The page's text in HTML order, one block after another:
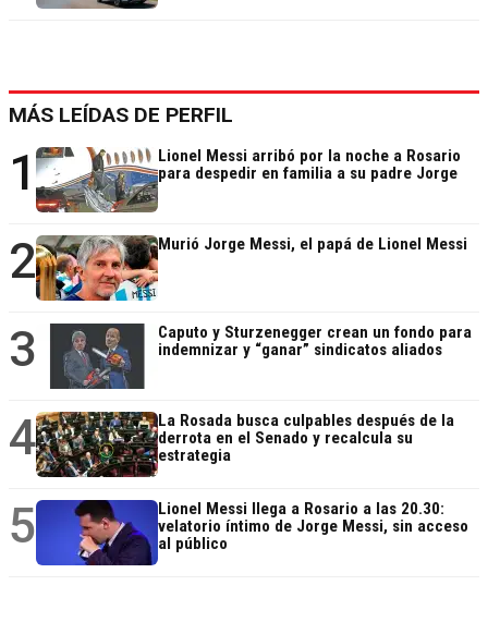
MÁS LEÍDAS DE PERFIL
1
Lionel Messi arribó por la noche a Rosario
para despedir en familia a su padre Jorge
2 Murió Jorge Messi, el papá de Lionel Messi
3
Caputo y Sturzenegger crean un fondo para
indemnizar y “ganar” sindicatos aliados
4
La Rosada busca culpables después de la
derrota en el Senado y recalcula su
estrategia
5
Lionel Messi llega a Rosario a las 20.30:
velatorio íntimo de Jorge Messi, sin acceso
al público